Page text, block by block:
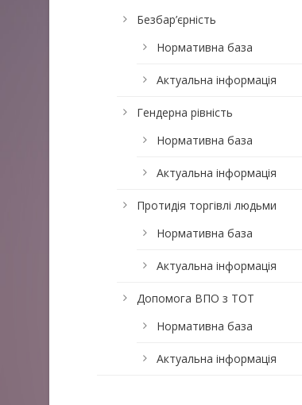
Безбар’єрність
Нормативна база
Актуальна інформація
Гендерна рівність
Нормативна база
Актуальна інформація
Протидія торгівлі людьми
Нормативна база
Актуальна інформація
Допомога ВПО з ТОТ
Нормативна база
Актуальна інформація